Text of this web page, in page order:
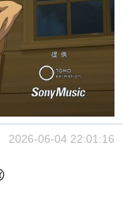
2026-06-04 22:01:16